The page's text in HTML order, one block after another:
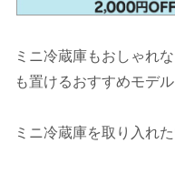
ミニ冷蔵庫もおしゃれ
も置けるおすすめモデ
ミニ冷蔵庫を取り入れた